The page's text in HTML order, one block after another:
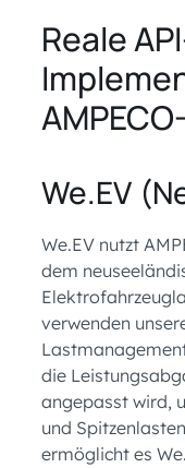
Reale
We.EV
We.EV nutzt
dem
verwenden
die
angepasst wird,
und
ermöglicht es